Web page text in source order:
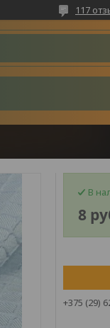
117
В
8
+375 (29)